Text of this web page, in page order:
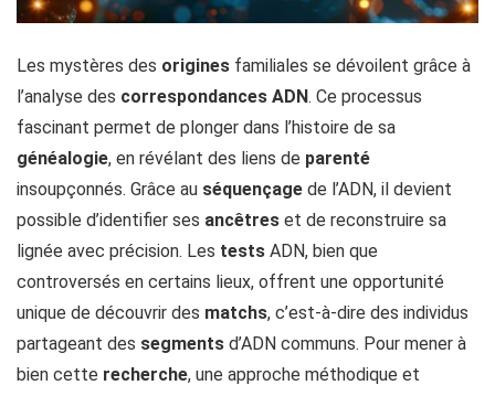
Les mystères des origines familiales se dévoilent grâce à
l’analyse des correspondances ADN. Ce processus
fascinant permet de plonger dans l’histoire de sa
généalogie, en révélant des liens de parenté
insoupçonnés. Grâce au séquençage de l’ADN, il devient
possible d’identifier ses ancêtres et de reconstruire sa
lignée avec précision. Les tests ADN, bien que
controversés en certains lieux, offrent une opportunité
unique de découvrir des matchs, c’est-à-dire des individus
partageant des segments d’ADN communs. Pour mener à
bien cette recherche, une approche méthodique et